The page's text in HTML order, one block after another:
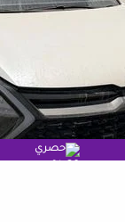
حصري